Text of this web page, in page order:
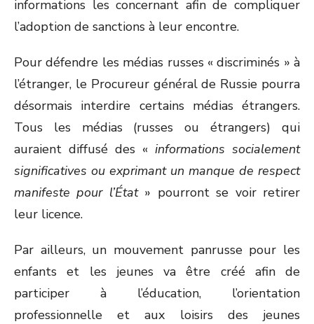
informations les concernant afin de compliquer
l’adoption de sanctions à leur encontre.
Pour défendre les médias russes « discriminés » à
l’étranger, le Procureur général de Russie pourra
désormais interdire certains médias étrangers.
Tous les médias (russes ou étrangers) qui
auraient diffusé des « informations socialement
significatives ou exprimant un manque de respect
manifeste pour l’État» pourront se voir retirer
leur licence.
Par ailleurs, un mouvement panrusse pour les
enfants et les jeunes va être créé afin de
participer à l’éducation, l’orientation
professionnelle et aux loisirs des jeunes